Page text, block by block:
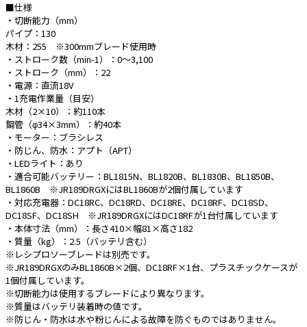
■仕様
・切断能力（mm）
パイプ：130
木材：255 ※300mmブレード使用時
・ストローク数（min-1）：0～3,100
・ストローク（mm）：22
・電源：直流18V
・1充電作業量（目安）
木材（2×10）：約110本
鋼管（φ34×3mm）：約40本
・モーター：ブラシレス
・防じん、防水：アプト（APT）
・LEDライト：あり
・適合可能バッテリー：BL1815N、BL1820B、BL1830B、BL1850B、
BL1860B ※JR189DRGXにはBL1860Bが2個付属しています
・対応充電器：DC18RC、DC18RD、DC18RE、DC18RF、DC18SD、
DC18SF、DC18SH ※JR189DRGXにはDC18RFが1台付属しています
・本体寸法（mm）：長さ410×幅81×高さ182
・質量（kg）：2.5（バッテリ含む）
※レシプロソーブレードは別売です。
※JR189DRGXのみBL1860B×2個、DC18RF×1台、プラスチックケースが
1個付属しています。
※切断能力は使用するブレードにより異なります。
※質量はバッテリ装着時の値です。
※防じん・防水は水や粉じんによる故障を防ぐものではありません。